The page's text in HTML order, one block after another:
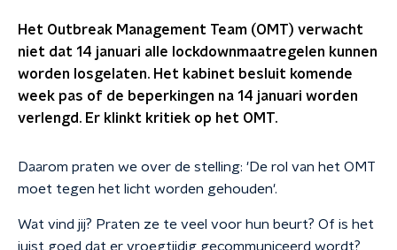
Het Outbreak Management Team (OMT) verwacht
niet dat 14 januari alle lockdownmaatregelen kunnen
worden losgelaten. Het kabinet besluit komende
week pas of de beperkingen na 14 januari worden
verlengd. Er klinkt kritiek op het OMT.
Daarom praten we over de stelling: 'De rol van het OMT
moet tegen het licht worden gehouden'.
Wat vind jij? Praten ze te veel voor hun beurt? Of is het
juist goed dat er vroegtijdig gecommuniceerd wordt?